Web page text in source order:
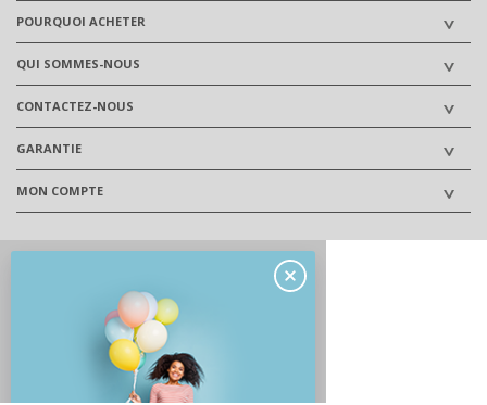
POURQUOI ACHETER
QUI SOMMES-NOUS
CONTACTEZ-NOUS
GARANTIE
MON COMPTE